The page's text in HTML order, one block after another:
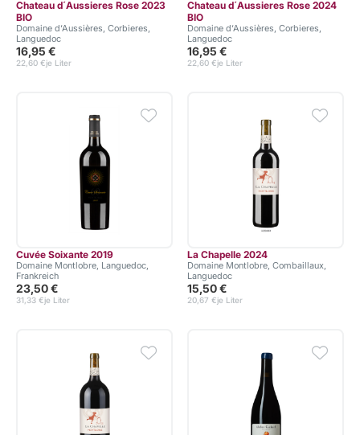
Chateau d´Aussieres Rose 2023
BIO
Domaine d‘Aussières, Corbieres,
Languedoc
16,95 €
je Liter
22,60 €
Chateau d´Aussieres Rose 2024
BIO
Domaine d‘Aussières, Corbieres,
Languedoc
16,95 €
je Liter
22,60 €
Cuvée Soixante 2019
Domaine Montlobre, Languedoc,
Frankreich
23,50 €
je Liter
31,33 €
La Chapelle 2024
Domaine Montlobre, Combaillaux,
Languedoc
15,50 €
je Liter
20,67 €